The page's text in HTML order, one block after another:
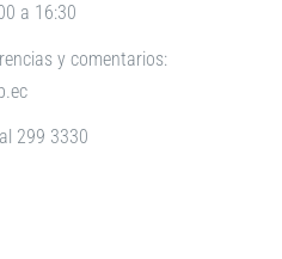
a 16:30
y comentarios:
299 3330